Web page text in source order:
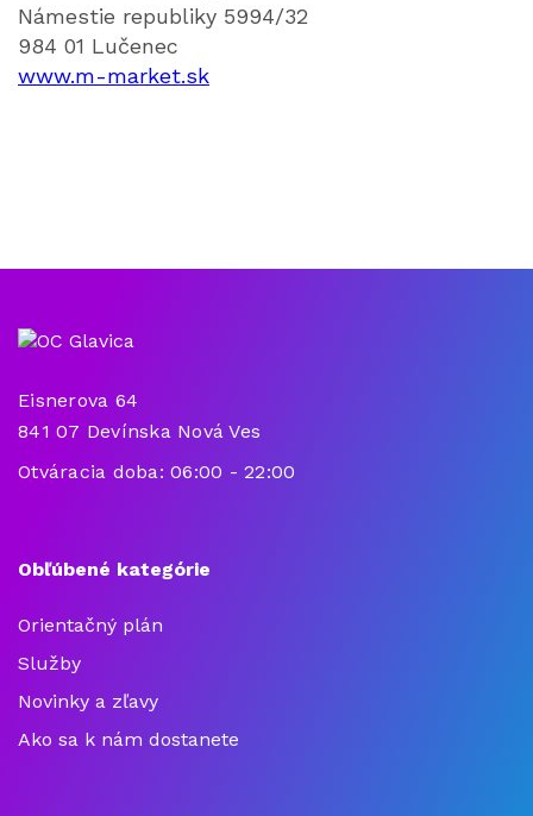
Námestie republiky 5994/32
984 01 Lučenec
www.m-market.sk
Eisnerova 64
841 07 Devínska Nová Ves
Otváracia doba: 06:00 - 22:00
Obľúbené kategórie
Orientačný plán
Služby
Novinky a zľavy
Ako sa k nám dostanete